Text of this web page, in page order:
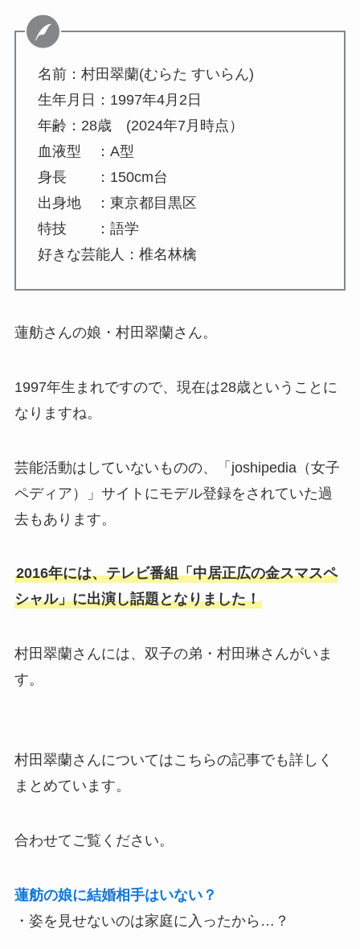
名前：村田翠蘭(むらた すいらん)
生年月日：1997年4月2日
年齢：28歳 (2024年7月時点）
血液型 ：A型
身長 ：150cm台
出身地 ：東京都目黒区
特技 ：語学
好きな芸能人：椎名林檎
蓮舫さんの娘・村田翠蘭さん。
1997年生まれですので、現在は28歳ということに
なりますね。
芸能活動はしていないものの、「joshipedia（女子
ペディア）」サイトにモデル登録をされていた過
去もあります。
2016年には、テレビ番組「中居正広の金スマスペ
シャル」に出演し話題となりました！
村田翠蘭さんには、双子の弟・村田琳さんがいま
す。
村田翠蘭さんについてはこちらの記事でも詳しく
まとめています。
合わせてご覧ください。
蓮舫の娘に結婚相手はいない？
・姿を見せないのは家庭に入ったから…？